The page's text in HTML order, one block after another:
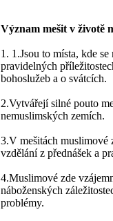
Význam mešit v životě
1. 1.Jsou to místa, kde
pravidelných
bohoslužeb a o svátcích.
2.Vytvářejí silné pouto
nemuslimských zemích.
3.V mešitách muslimové
vzdělání z přednášek a
4.Muslimové zde
náboženských
problémy.